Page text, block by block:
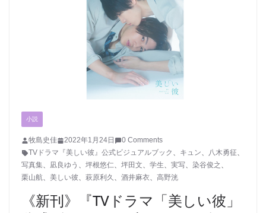
小説
牧島史佳 2022年1月24日
0 Comments
TVドラマ『美しい彼』公式ビジュアルブック 、 キュン、 八木勇征、
写真集、 凪良ゆう 、 坪根悠仁、 坪田文、 学生、 実写、 染谷俊之 、
栗山航、 美しい彼、 萩原利久 、 酒井麻衣、 高野洸
《新刊》『TVドラマ「美しい彼」